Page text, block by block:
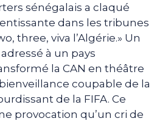
sénégalais a claqué
dans les tribunes
three, viva l’Algérie.» Un
à un pays
la CAN en théâtre
coupable de la
de la FIFA. Ce
provocation qu’un cri de